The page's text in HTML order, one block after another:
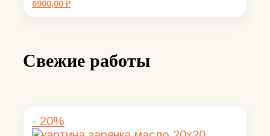
6900,00 ₽
Свежие работы
- 20%